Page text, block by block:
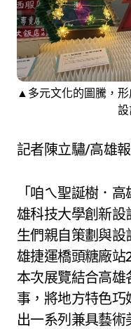
▲多元文化的圖騰，
設
記者陳立驌/高雄
「咱ㄟ聖誕樹．
雄科技大學創新
生們親自策劃與設
雄捷運橋頭糖廠站
本次展覽結合高
事，將地方特色
出一系列兼具藝